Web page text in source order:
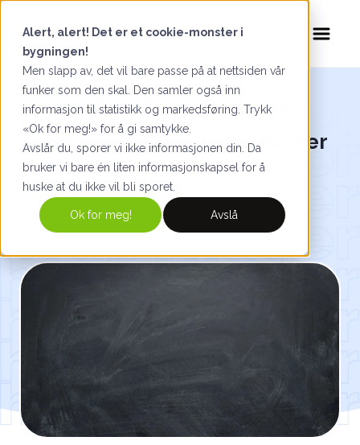
Alert, alert! Det er et cookie-monster i
bygningen!
Men slapp av, det vil bare passe på at nettsiden vår
funker som den skal. Den samler også inn
informasjon til statistikk og markedsføring. Trykk
«Ok for meg!» for å gi samtykke.
Avslår du, sporer vi ikke informasjonen din. Da
bruker vi bare én liten informasjonskapsel for å
huske at du ikke vil bli sporet.
Ok for meg! Avslå
5 tips: Hvordan skrive
pressemeldinger som funker